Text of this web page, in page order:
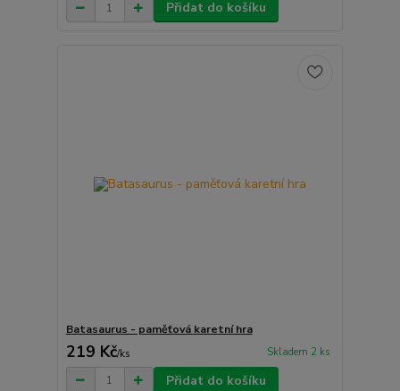
Přidat do košíku
Batasaurus - paměťová karetní hra
219 Kč/ks Skladem 2 ks
Přidat do košíku